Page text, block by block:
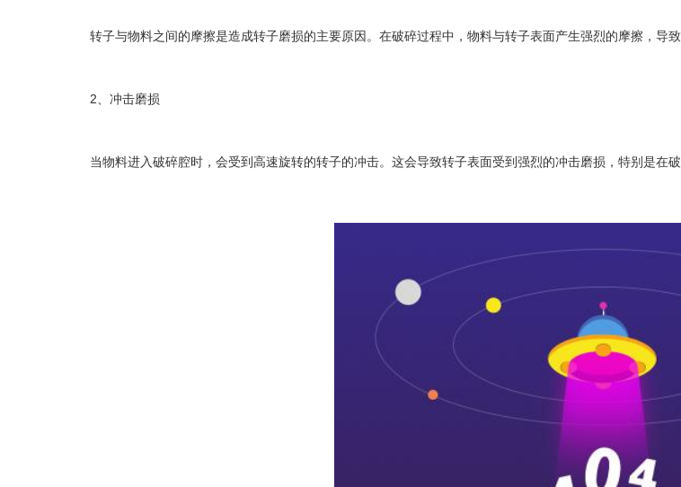
转子与物料之间的摩擦是造成转子磨损的主要原因。在破碎过程中，物料与转子表面产生强烈的摩擦，导致
2、冲击磨损
当物料进入破碎腔时，会受到高速旋转的转子的冲击。这会导致转子表面受到强烈的冲击磨损，特别是在破